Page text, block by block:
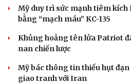
Mỹ duy trì sức mạnh tiêm kích
bằng “mạch máu” KC-135
Khủng hoảng tên lửa Patriot
nan chiến lược
Mỹ bác thông tin thiếu hụt
giao tranh với Iran